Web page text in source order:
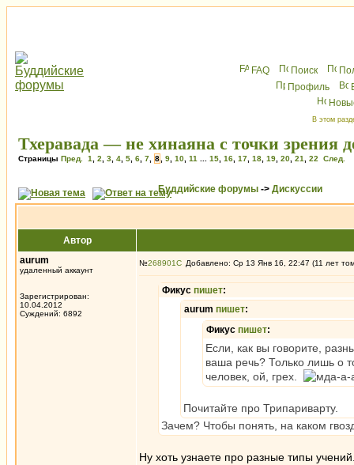
FAQ Поиск
Профиль
В этом
Тхеравада — не хинаяна с точки зрения
Страницы Пред. 1 2 3 4 5 6 7 8 9 10 11 15 16 17 18 19 20 21 22 След.
Буддийские форумы -> Дискуссии
Автор
aurum
удаленный аккаунт
Зарегистрирован:
10.04.2012
Суждений: 6892
№268901 Добавлено: Ср 13 Янв 16, 22:47 (11 лет
Фикус пишет:
aurum пишет:
Фикус пишет:
Если, как вы говорите,
ваша речь? Только лишь о
человек, ой, грех.
Почитайте про Трипариварту.
Зачем? Чтобы понять, на каком
Ну хоть узнаете про разные типы